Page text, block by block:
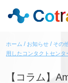
ホーム お知らせ その
用したコンタクトセン
【コラム】